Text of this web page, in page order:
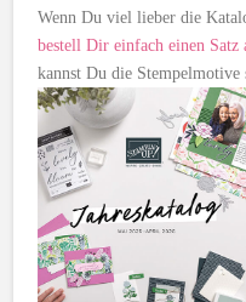
Wenn Du viel lieber die
bestell Dir einfach einen Satz
kannst Du die Stempelmotive